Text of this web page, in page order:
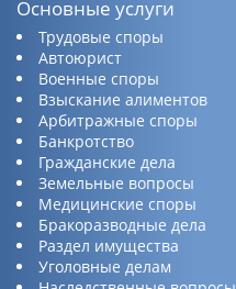
Основные услуги
Трудовые споры
Автоюрист
Военные споры
Взыскание алиментов
Арбитражные споры
Банкротство
Гражданские дела
Земельные вопросы
Медицинские споры
Бракоразводные дела
Раздел имущества
Уголовные делам